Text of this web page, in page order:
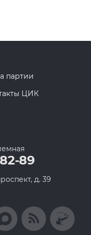
партии
ЦИК
89
д. 39